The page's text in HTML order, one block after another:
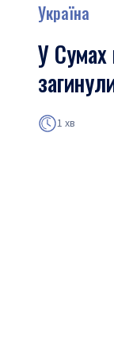
Україна
У Сумах
1 хв